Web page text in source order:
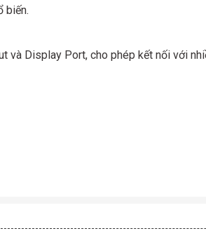
biến.
và Display Port, cho phép kết nối với